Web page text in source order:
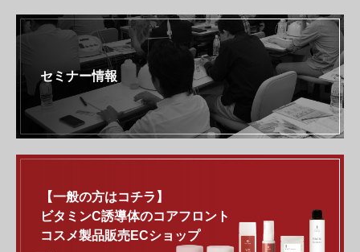
セミナー情報
【一般の方はコチラ】
ビタミンC誘導体のコアフロント
コスメ製品販売ECショップ